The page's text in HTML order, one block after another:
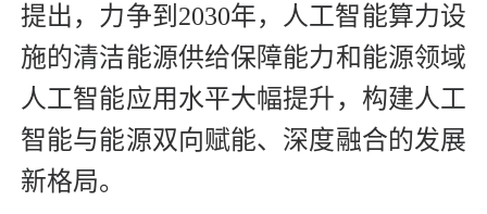
提出，力争到2030年，人工智能算力设
施的清洁能源供给保障能力和能源领域
人工智能应用水平大幅提升，构建人工
智能与能源双向赋能、深度融合的发展
新格局。